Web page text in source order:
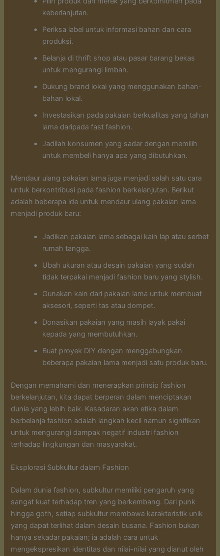
keberlanjutan.
Periksa label untuk informasi bahan dan cara
produksi.
Belanja di thrift shop atau pasar barang bekas
untuk mengurangi limbah.
Dukung brand lokal yang menggunakan bahan-
bahan lokal.
Investasikan pada pakaian berkualitas yang tahan
lama daripada fast fashion.
Jadilah konsumen yang sadar dengan memilih
untuk membeli hanya apa yang dibutuhkan.
Mendaur ulang pakaian lama juga menjadi salah satu cara
untuk berkontribusi pada fashion berkelanjutan. Berikut
adalah beberapa ide untuk mendaur ulang pakaian lama
menjadi produk baru:
Jadikan pakaian lama sebagai kain lap atau serbet
rumah tangga.
Ubah ukuran atau desain pakaian yang sudah
tidak terpakai menjadi fashion baru yang stylish.
Gunakan kain dari pakaian lama untuk membuat
aksesori, seperti tas atau dompet.
Donasikan pakaian yang masih layak pakai
kepada yang membutuhkan.
Buat proyek DIY dengan menggabungkan
beberapa pakaian lama menjadi satu produk baru.
Dengan memahami dan menerapkan prinsip fashion
berkelanjutan, kita dapat berperan dalam menciptakan
dunia yang lebih baik. Kesadaran akan etika dalam
berbelanja fashion adalah langkah kecil namun signifikan
untuk mengurangi dampak negatif industri fashion
terhadap lingkungan dan masyarakat.
Eksplorasi Subkultur dalam Fashion
Dalam dunia fashion, subkultur memiliki pengaruh yang
sangat kuat terhadap tren yang berkembang. Dari punk
hingga goth, setiap subkultur membawa karakteristik unik
yang dapat terlihat dalam desain busana. Fashion bukan
hanya sekadar pakaian; ia adalah cara untuk
mengekspresikan identitas dan nilai-nilai yang dianut oleh